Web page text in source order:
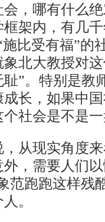
，哪有什么
架内，有几
比受有福”的
北大教授对
”。特别是教
长，如果中
社会是不是
现实角度来
，需要人们
范跑跑这样残
。